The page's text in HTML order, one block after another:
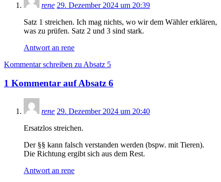
rene 29. Dezember 2024 um 20:39
Satz 1 streichen. Ich mag nichts, wo wir dem Wähler erklären,
was zu prüfen. Satz 2 und 3 sind stark.
Antwort an rene
Kommentar schreiben zu Absatz 5
1 Kommentar aufAbsatz 6
rene 29. Dezember 2024 um 20:40
Ersatzlos streichen.
Der §§ kann falsch verstanden werden (bspw. mit Tieren).
Die Richtung ergibt sich aus dem Rest.
Antwort an rene